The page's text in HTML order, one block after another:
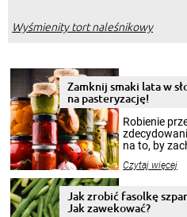
Wyśmienity tort naleśnikowy
Zamknij smaki lata w
na pasteryzację!
Robienie
na to, by
krajobrazów,
pełni
miesięcy.
Czytaj więcej
Jak zrobić fasolkę
Jak zawekować?